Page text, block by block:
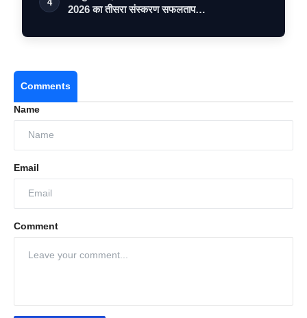
4
2026 का तीसरा संस्करण सफलताप…
Comments
Name
Email
Comment